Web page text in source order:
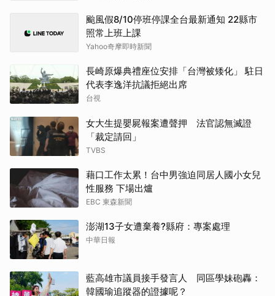
颱風假8/10停班停課全台最新通知 22縣市
照常上班上課
Yahoo奇摩即時新聞
長崎原爆典禮座位安排「台灣被矮化」 駐日
代表李逸洋抗議拒絕出席
台視
女大生提嬰屍報案遭聲押 法官認無滅證
「裁定請回」
TVBS
藉口工作太累！台中男強迫同居人國小女兒
性服務 下場出爐
EBC 東森新聞
澎湖13子女遭棄養?縣府：專案處理
中華日報
藍高雄市議員接手發言人 同區學妹砲轟：
韓國瑜追蹤器的證據呢？